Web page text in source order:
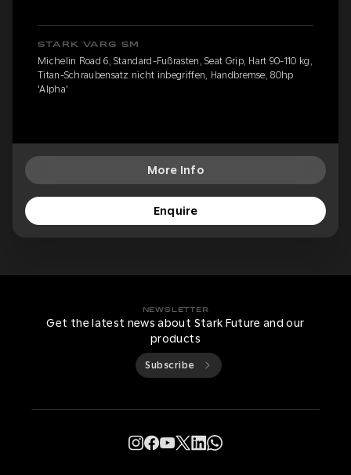
STARK VARG SM
Michelin Road 6, Standard-Fußrasten, Seat Grip, Hart 90-110 kg,
Titan-Schraubensatz nicht inbegriffen, Handbremse, 80hp
'Alpha'
More Info
Enquire
NEWSLETTER
Get the latest news about Stark Future and our
products
Subscribe